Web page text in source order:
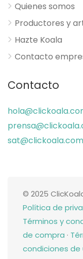
Quienes somos
Productores y
Hazte Koala
Contacto
Contacto
sat@clickoala.com
© 2025
Política de
Términos y
de compra ·
condiciones de